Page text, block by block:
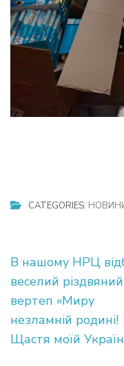
CATEGORIES:
Навігація
записів
В нашому НРЦ
веселий різдвяний
вертеп «Миру
незламній родині!
Щастя моїй